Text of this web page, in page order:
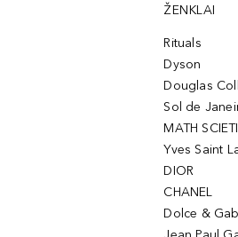
ŽENKLAI
Rituals
Dyson
Douglas
Sol de
MATH
Yves Saint
DIOR
CHANEL
Dolce &